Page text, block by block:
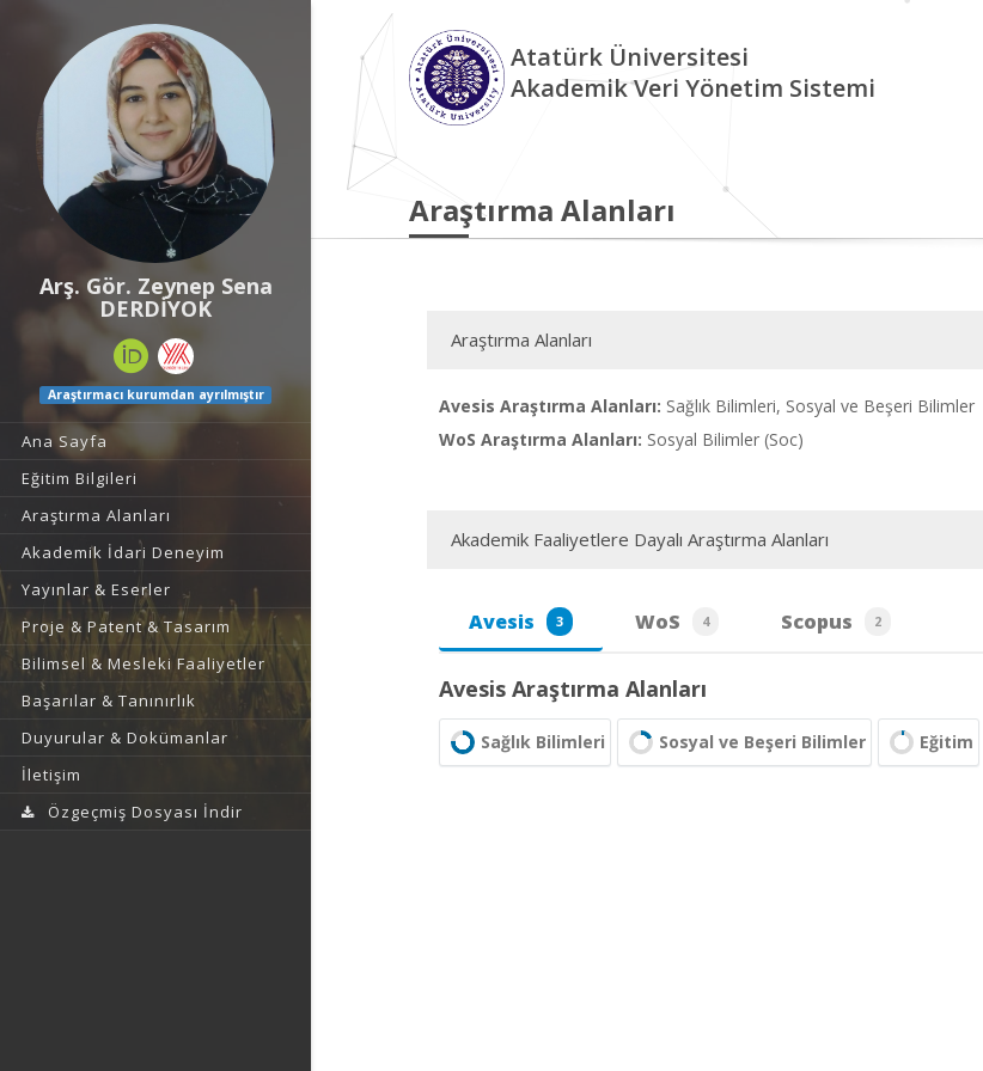
Arş. Gör. Zeynep Sena
DERDİYOK
Araştırmacı kurumdan ayrılmıştır
Ana Sayfa
Eğitim Bilgileri
Araştırma Alanları
Akademik İdari Deneyim
Yayınlar & Eserler
Proje & Patent & Tasarım
Bilimsel & Mesleki Faaliyetler
Başarılar & Tanınırlık
Duyurular & Dokümanlar
İletişim
Özgeçmiş Dosyası İndir
Atatürk Üniversitesi
Akademik Veri Yönetim Sistemi
Araştırma Alanları
Araştırma Alanları
Avesis Araştırma Alanları: Sağlık Bilimleri, Sosyal ve Beşeri Bilimler
WoS Araştırma Alanları: Sosyal Bilimler (Soc)
Akademik Faaliyetlere Dayalı Araştırma Alanları
Avesis 3 WoS 4 Scopus 2
Avesis Araştırma Alanları
Sağlık Bilimleri Sosyal ve Beşeri Bilimler Eğitim